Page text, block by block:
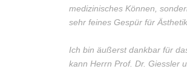
medizinisches Können,
sehr feines Gespür für Ästhetik.
Ich bin äußerst dankbar für
kann Herrn Prof. Dr. Giessler